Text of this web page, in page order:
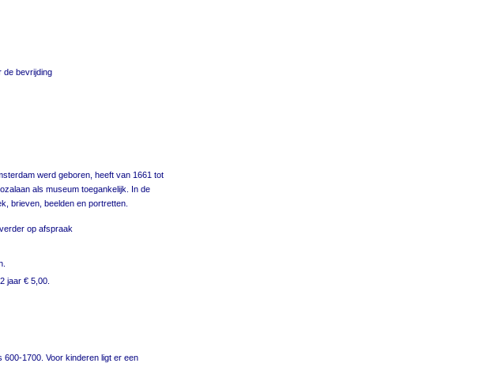
de bevrijding
werd geboren, heeft van 1661 tot
als museum toegankelijk. In de
brieven, beelden en portretten.
op afspraak
jaar € 5,00.
1700. Voor kinderen ligt er een